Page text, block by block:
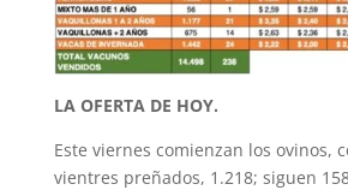
LA OFERTA DE HOY.
Este viernes comienzan los ovinos,
vientres preñados, 1.218; siguen